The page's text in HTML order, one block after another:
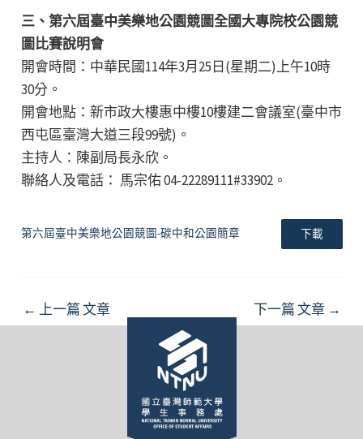
三、第六屆臺中美樂地公園競圖全國大專院校公園競
圖比賽說明會
開會時間：​中華民國114年3月25日(星期二)上午10時
30分。
開會地點：​新市政大樓惠中樓10樓建二會議室(臺中市
西屯區臺灣大道三段99號)。
主持人：​陳副局長永欣。
聯絡人及電話： 馬宗佑 04-22289111#33902。
第六屆臺中美樂地公園競圖-碳中和公園簡章 下載
Post
navigation
← 上一篇 文章 下一篇 文章 →